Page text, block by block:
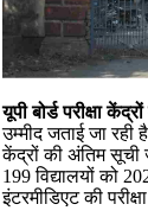
यूपी बोर्ड परीक्षा
उम्मीद जताई जा रही
केंद्रों की अंतिम
199 विद्यालयों को
इंटरमीडिएट की